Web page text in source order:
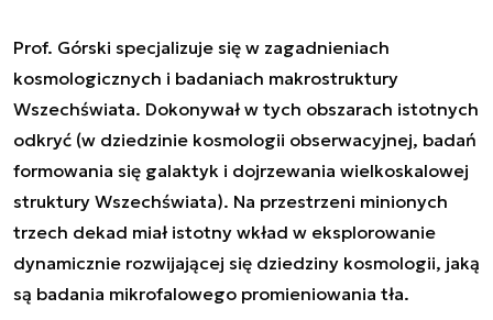
Prof. Górski specjalizuje się w zagadnieniach
kosmologicznych i badaniach makrostruktury
Wszechświata. Dokonywał w tych obszarach istotnych
odkryć (w dziedzinie kosmologii obserwacyjnej, badań
formowania się galaktyk i dojrzewania wielkoskalowej
struktury Wszechświata). Na przestrzeni minionych
trzech dekad miał istotny wkład w eksplorowanie
dynamicznie rozwijającej się dziedziny kosmologii, jaką
są badania mikrofalowego promieniowania tła.